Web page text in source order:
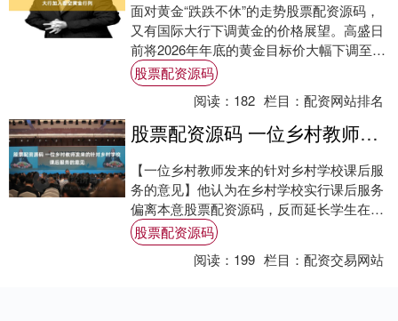
面对黄金“跌跌不休”的走势股票配资源码，
又有国际大行下调黄金的价格展望。高盛日
前将2026年年底的黄金目标价大幅下调至每
盎司4900美元，调降幅度高达500美元....
股票配资源码
阅读： 182 栏目：配资网站排名
股票配资源码 一位乡村教师发来的针对乡村学校课后服务的意见
【一位乡村教师发来的针对乡村学校课后服
务的意见】他认为在乡村学校实行课后服务
偏离本意股票配资源码，反而延长学生在学
校时间，加重学生负担，影响学生的学习兴
趣。 事....
股票配资源码
阅读： 199 栏目：配资交易网站